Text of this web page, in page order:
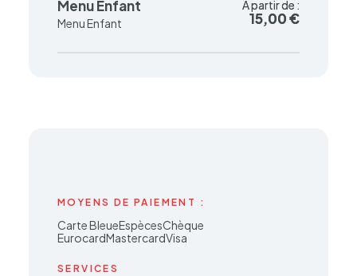
Menu Enfant
Menu Enfant
À partir de :
15,00 €
À partir de :
15,00 €
MOYENS DE PAIEMENT :
Carte BleueEspècesChèque
EurocardMastercardVisa
SERVICES